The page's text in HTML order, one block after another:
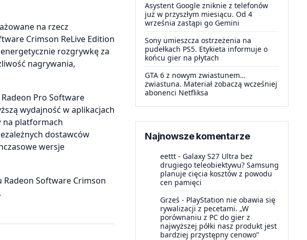
na rzecz
Crimson ReLive Edition
rozgrywkę za
nagrywania,
Pro Software
wydajność w aplikacjach
na platformach
dostawców
wersje
Radeon Software Crimson
Asystent Google zniknie z telefonów
już w przyszłym miesiącu. Od 4
września zastąpi go Gemini
Sony umieszcza ostrzeżenia na
pudełkach PS5. Etykieta informuje o
końcu gier na płytach
GTA 6 z nowym zwiastunem…
zwiastuna. Materiał zobaczą wcześniej
abonenci Netfliksa
Najnowsze komentarze
eettt - Galaxy S27 Ultra bez
drugiego teleobiektywu? Samsung
planuje cięcia kosztów z powodu
cen pamięci
Grześ - PlayStation nie obawia się
rywalizacji z pecetami. „W
porównaniu z PC do gier z
najwyższej półki nasz produkt jest
bardziej przystępny cenowo”